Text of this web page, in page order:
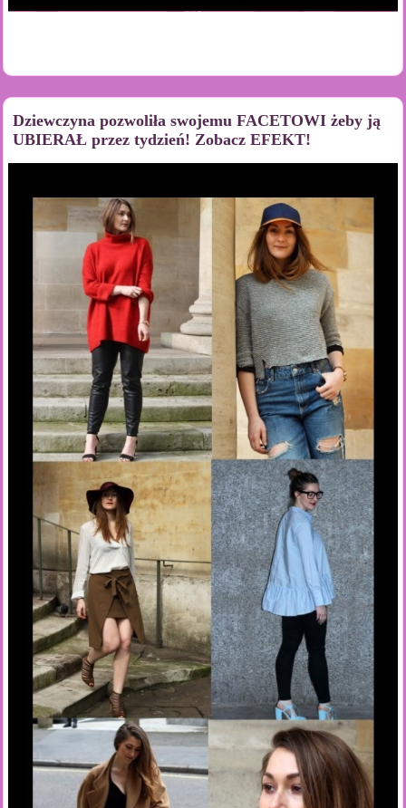
Dziewczyna pozwoliła swojemu FACETOWI żeby ją
UBIERAŁ przez tydzień! Zobacz EFEKT!